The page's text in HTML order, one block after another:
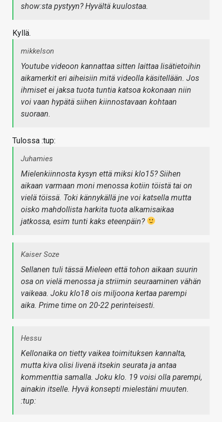
show:sta pystyyn? Hyvältä kuulostaa.
Kyllä.
mikkelson
Youtube videoon kannattaa sitten laittaa lisätietoihin
aikamerkit eri aiheisiin mitä videolla käsitellään. Jos
ihmiset ei jaksa tuota tuntia katsoa kokonaan niin
voi vaan hypätä siihen kiinnostavaan kohtaan
suoraan.
Tulossa :tup:
Juhamies
Mielenkiinnosta kysyn että miksi klo15? Siihen
aikaan varmaan moni menossa kotiin töistä tai on
vielä töissä. Toki kännykällä jne voi katsella mutta
oisko mahdollista harkita tuota alkamisaikaa
jatkossa, esim tunti kaks eteenpäin?
Kaiser Soze
Sellanen tuli tässä Mieleen että tohon aikaan suurin
osa on vielä menossa ja striimin seuraaminen vähän
vaikeaa. Joku klo18 ois miljoona kertaa parempi
aika. Prime time on 20-22 perinteisesti.
Hessu
Kellonaika on tietty vaikea toimituksen kannalta,
mutta kiva olisi livenä itsekin seurata ja antaa
kommenttia samalla. Joku klo. 19 voisi olla parempi,
ainakin itselle. Hyvä konsepti mielestäni muuten.
:tup: